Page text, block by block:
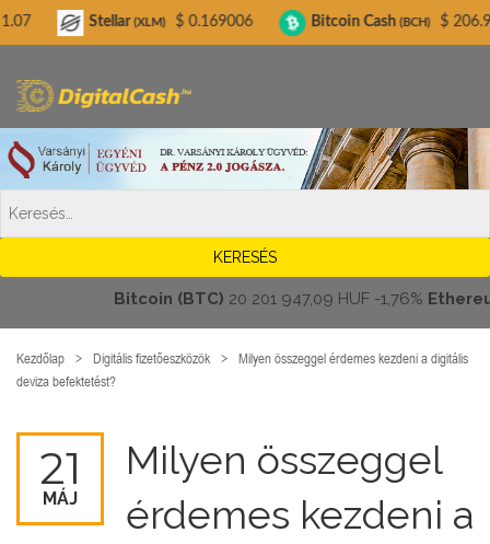
Bitcoin (BTC)20 201 947,09 HUF -1,76% Ethereum
Kezdőlap Digitális fizetőeszközök
Milyen összeggel érdemes kezdeni a digitális
deviza befektetést?
21
MÁJ
Milyen összeggel
érdemes kezdeni a
Stellar (XLM) $ 0.169006 Bitcoin Cash(BCH) $ 206.95
Digitalcash.hu